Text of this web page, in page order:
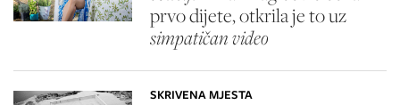
prvo dijete, otkrila je to uz
simpatičan video
SKRIVENA MJESTA